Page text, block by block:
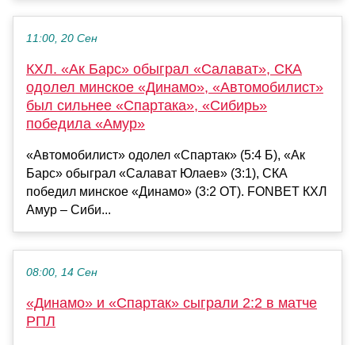
11:00, 20 Сен
КХЛ. «Ак Барс» обыграл «Салават», СКА
одолел минское «Динамо», «Автомобилист»
был сильнее «Спартака», «Сибирь»
победила «Амур»
«Автомобилист» одолел «Спартак» (5:4 Б), «Ак
Барс» обыграл «Салават Юлаев» (3:1), СКА
победил минское «Динамо» (3:2 ОТ). FONBET КХЛ
Амур – Сиби...
08:00, 14 Сен
«Динамо» и «Спартак» сыграли 2:2 в матче
РПЛ